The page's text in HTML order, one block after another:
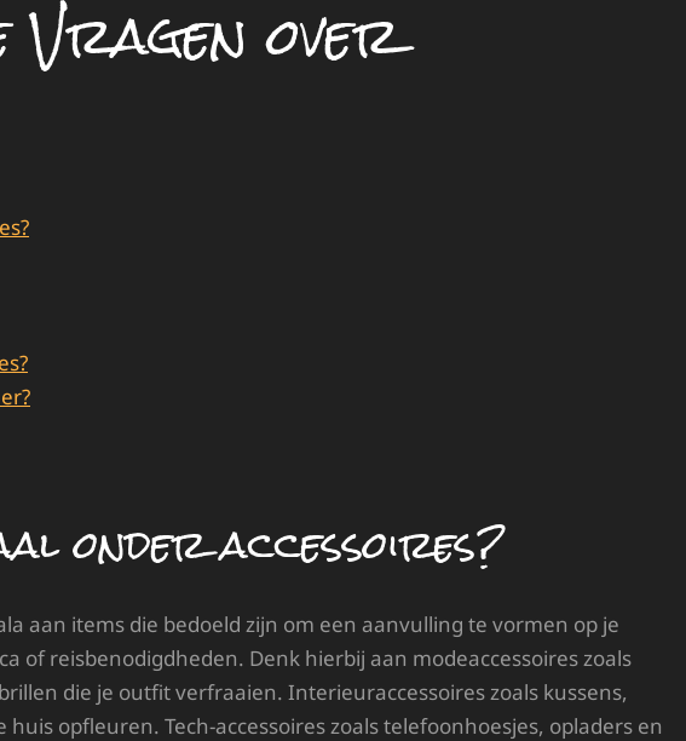
Vragen over
onder accessoires?
aan items die bedoeld zijn om een aanvulling te vormen op je
of reisbenodigdheden. Denk hierbij aan modeaccessoires zoals
die je outfit verfraaien. Interieuraccessoires zoals kussens,
opfleuren. Tech-accessoires zoals telefoonhoesjes, opladers en